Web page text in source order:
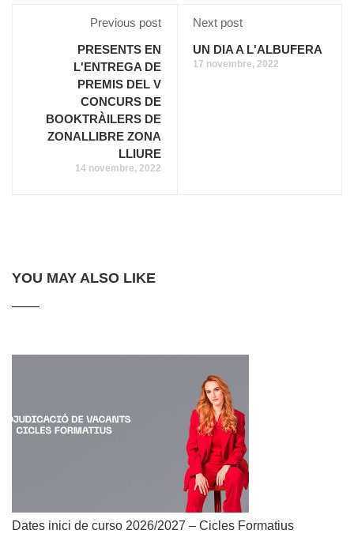
Previous post
PRESENTS EN
L'ENTREGA DE
PREMIS DEL V
CONCURS DE
BOOKTRÀILERS DE
ZONALLIBRE ZONA
LLIURE
14 novembre, 2022
Next post
UN DIA A L'ALBUFERA
17 novembre, 2022
YOU MAY ALSO LIKE
Dates inici de curso 2026/2027 – Cicles Formatius